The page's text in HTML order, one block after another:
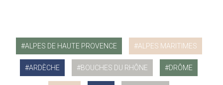
ALPES DE HAUTE PROVENCE ALPES MARITIMES
ARDÈCHE BOUCHES DU RHÔNE DRÔME